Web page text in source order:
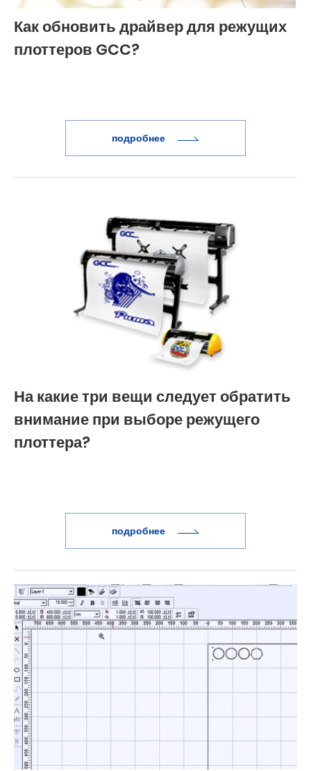
Как обновить драйвер для режущих
плоттеров GCC?
подробнее
На какие три вещи следует обратить
внимание при выборе режущего
плоттера?
подробнее